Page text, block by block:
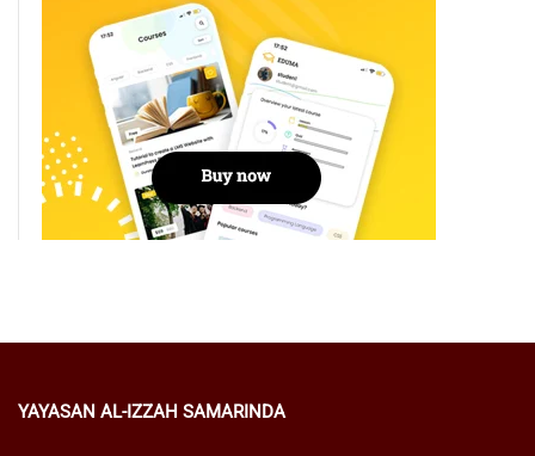
YAYASAN AL-IZZAH SAMARINDA